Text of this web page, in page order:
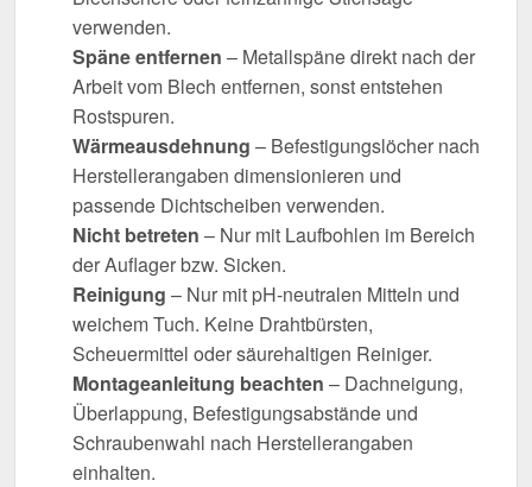
verwenden.
Späne entfernen – Metallspäne direkt nach der
Arbeit vom Blech entfernen, sonst entstehen
Rostspuren.
Wärmeausdehnung – Befestigungslöcher nach
Herstellerangaben dimensionieren und
passende Dichtscheiben verwenden.
Nicht betreten – Nur mit Laufbohlen im Bereich
der Auflager bzw. Sicken.
Reinigung – Nur mit pH-neutralen Mitteln und
weichem Tuch. Keine Drahtbürsten,
Scheuermittel oder säurehaltigen Reiniger.
Montageanleitung beachten – Dachneigung,
Überlappung, Befestigungsabstände und
Schraubenwahl nach Herstellerangaben
einhalten.